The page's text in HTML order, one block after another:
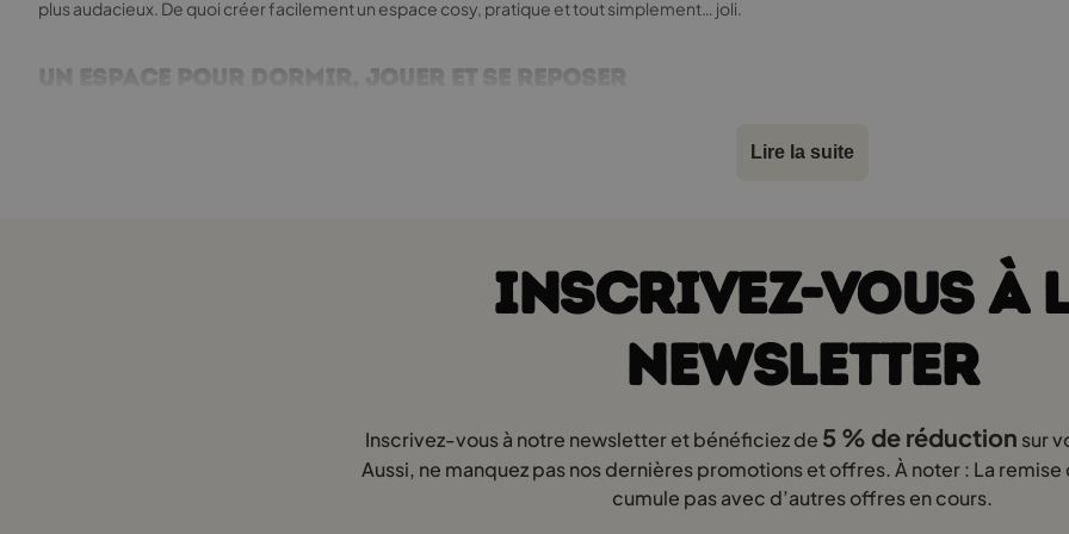
plus audacieux. De quoi créer facilement un espace cosy, pratique et tout simplement… joli.
Un espace pour dormir, jouer et se reposer
maternelle jusqu’aux années de primaire. Certains inversent les dimensions et cherchent un lit 190x160, mais au fond, on parle du
Beaucoup de parents tiennent à ce que leur enfant puisse monter et descendre de son lit tout seul. Contrairement au lit superposé
débuter, quand l’enfant apprend l’autonomie et a besoin d’un lit «à sa hauteur». Idéal pour les grandes chambres ou pour les enfants
De nombreux parents qui cherchent un lit enfant 160x190 bas suivent les principes de la pédagogie Montessori. Un lit cabane
seul, est une étape importante vers l’indépendance. Notre modèle un lit cabane 160x190 a une entrée à seulement 18 cm du sol. Ce
responsable de son sommeil et de son espace, tout en renforçant son sentiment de sécurité.
Barrières pour plus de sécurité
Peu importe qu’il s’agisse d’un lit cabane enfant 160x190, d’un lit superposé 160x190 ou d’un lit montessori 160x190 tous les enfants
Lire la suite
INSCRIVEZ-VOUS À
NEWSLETTER
Inscrivez-vous à notre newsletter et bénéficiez de 5 % de réduction sur
Aussi, ne manquez pas nos dernières promotions et offres. À noter : La
cumule pas avec d’autres offres en cours.